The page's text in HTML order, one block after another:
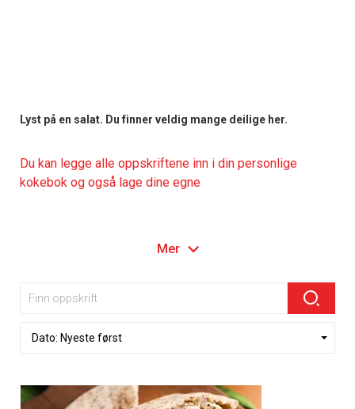
Lyst på en salat. Du finner veldig mange deilige her.
Du kan legge alle oppskriftene inn i din personlige
kokebok og også lage dine egne
Mer